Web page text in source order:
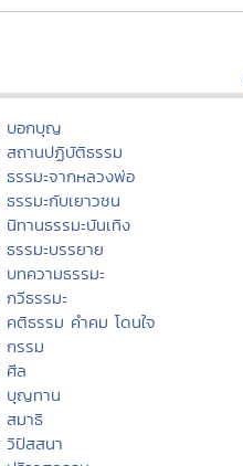
บอกบุญ
สถานปฏิบัติธรรม
ธรรมะจากหลวงพ่อ
ธรรมะกับเยาวชน
นิทานธรรมะบันเทิง
ธรรมะบรรยาย
บทความธรรมะ
กวีธรรมะ
คติธรรม คำคม โดนใจ
กรรม
ศีล
บุญทาน
สมาธิ
วิปัสสนา